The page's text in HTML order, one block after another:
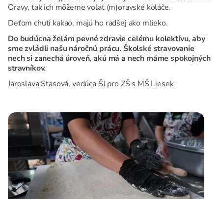
Oravy, tak ich môžeme volať (m)oravské koláče.
Deťom chutí kakao, majú ho radšej ako mlieko.
Do budúcna želám pevné zdravie celému kolektívu, aby
sme zvládli našu náročnú prácu. Školské stravovanie
nech si zanechá úroveň, akú má a nech máme spokojných
stravníkov.
Jaroslava Stasová, vedúca ŠJ pro ZŠ s MŠ Liesek